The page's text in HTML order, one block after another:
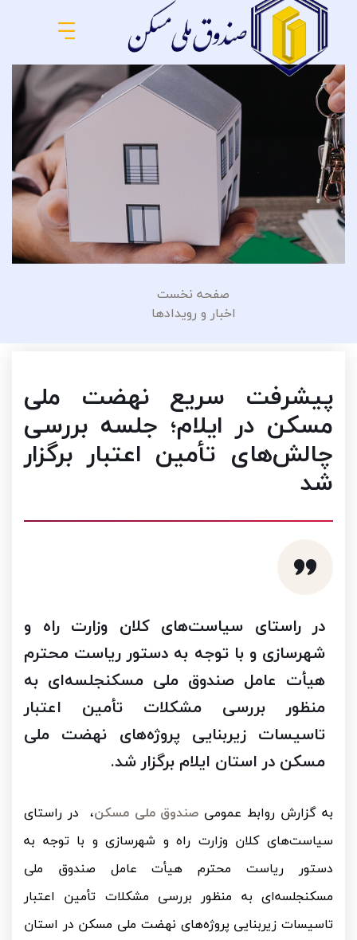
صفحه نخست
اخبار و رویدادها
پیشرفت سریع نهضت ملی
مسکن در ایلام؛ جلسه بررسی
چالش‌های تأمین اعتبار برگزار
شد
در راستای سیاست‌های کلان وزارت راه و
شهرسازی و با توجه به دستور ریاست محترم
هیأت عامل صندوق ملی مسکنجلسه‌ای به
منظور بررسی مشکلات تأمین اعتبار
تاسیسات زیربنایی پروژه‌های نهضت ملی
مسکن در استان ایلام برگزار شد.
به گزارش روابط عمومی صندوق ملی مسکن، در راستای
سیاست‌های کلان وزارت راه و شهرسازی و با توجه به
دستور ریاست محترم هیأت عامل صندوق ملی
مسکنجلسه‌ای به منظور بررسی مشکلات تأمین اعتبار
تاسیسات زیربنایی پروژه‌های نهضت ملی مسکن در استان